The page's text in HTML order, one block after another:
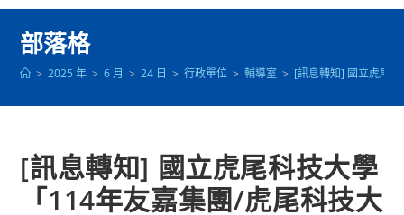
部落格
> 2025 年 > 6 月 > 24 日 > 行政單位 > 輔導室 > [訊息轉知] 國立虎尾
[訊息轉知] 國立虎尾科技大學
「114年友嘉集團/虎尾科技大